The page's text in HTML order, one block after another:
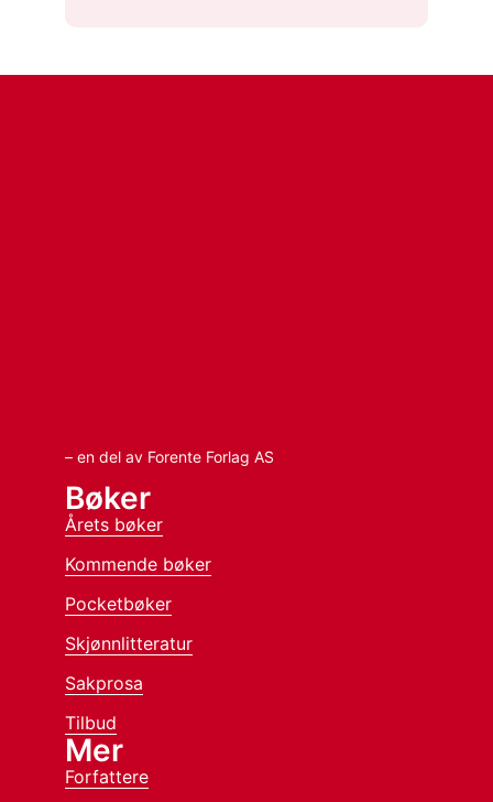
– en del av Forente Forlag AS
Bøker
Årets bøker
Kommende bøker
Pocketbøker
Skjønnlitteratur
Sakprosa
Tilbud
Mer
Forfattere